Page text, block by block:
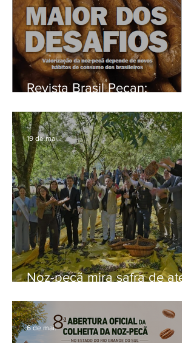
Revista Brasil Pecan:
futuro para a pecanicultura
brasileira
Noz-pecã mira safra de até
abertura da colheita da safra
19 de mai.
6 de mai.